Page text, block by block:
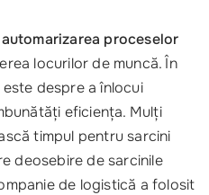
automarizarea proceselor
locurilor de muncă. În
despre a înlocui
eficiența. Mulți
timpul pentru sarcini
deosebire de sarcinile
de logistică a folosit